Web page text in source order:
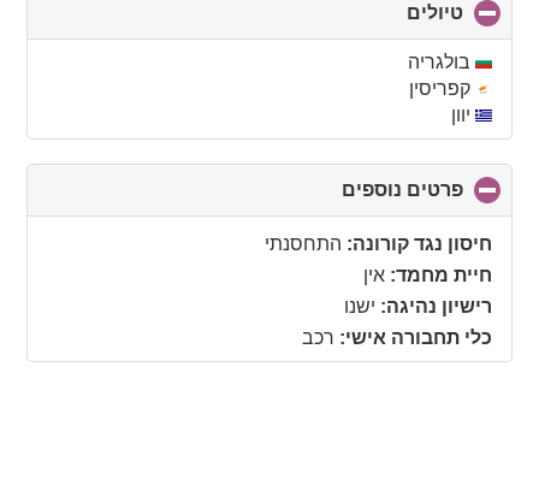
טיולים
to
בולגריה
קפריסין
יוון
פרטים נוספים
to
collapse חיסון נגד קורונה: התחסנתי
חיית מחמד: אין
רישיון נהיגה: ישנו
כלי תחבורה אישי: רכב